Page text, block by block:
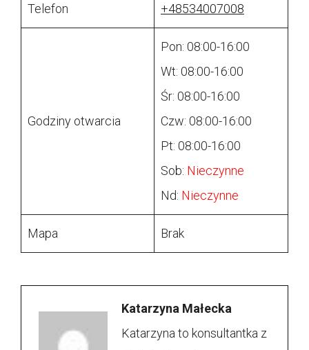
Telefon +48534007008
Godziny otwarcia
Pon: 08:00-16:00
Wt: 08:00-16:00
Śr: 08:00-16:00
Czw: 08:00-16:00
Pt: 08:00-16:00
Sob: Nieczynne
Nd: Nieczynne
Mapa Brak
Katarzyna Małecka
Katarzyna to konsultantka z